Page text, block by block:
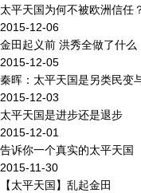
太平天国为何不被欧洲信任
2015-12-06
金田起义前 洪秀全做了什么
2015-12-05
秦晖：太平天国是另类民变
2015-12-03
太平天国是进步还是退步
2015-12-01
告诉你一个真实的太平天国
2015-11-30
【太平天国】乱起金田